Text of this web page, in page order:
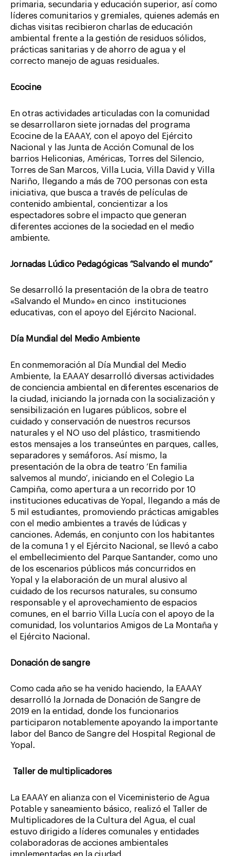
primaria, secundaria y educación superior, así como
líderes comunitarios y gremiales, quienes además en
dichas visitas recibieron charlas de educación
ambiental frente a la gestión de residuos sólidos,
prácticas sanitarias y de ahorro de agua y el
correcto manejo de aguas residuales.
Ecocine
En otras actividades articuladas con la comunidad
se desarrollaron siete jornadas del programa
Ecocine de la EAAAY, con el apoyo del Ejército
Nacional y las Junta de Acción Comunal de los
barrios Heliconias, Américas, Torres del Silencio,
Torres de San Marcos, Villa Lucia, Villa David y Villa
Nariño, llegando a más de 700 personas con esta
iniciativa, que busca a través de películas de
contenido ambiental, concientizar a los
espectadores sobre el impacto que generan
diferentes acciones de la sociedad en el medio
ambiente.
Jornadas Lúdico Pedagógicas “Salvando el mundo”
Se desarrolló la presentación de la obra de teatro
«Salvando el Mundo» en cinco instituciones
educativas, con el apoyo del Ejército Nacional.
Día Mundial del Medio Ambiente
En conmemoración al Día Mundial del Medio
Ambiente, la EAAAY desarrolló diversas actividades
de conciencia ambiental en diferentes escenarios de
la ciudad, iniciando la jornada con la socialización y
sensibilización en lugares públicos, sobre el
cuidado y conservación de nuestros recursos
naturales y el NO uso del plástico, trasmitiendo
estos mensajes a los transeúntes en parques, calles,
separadores y semáforos. Así mismo, la
presentación de la obra de teatro ‘En familia
salvemos al mundo‘, iniciando en el Colegio La
Campiña, como apertura a un recorrido por 10
instituciones educativas de Yopal, llegando a más de
5 mil estudiantes, promoviendo prácticas amigables
con el medio ambientes a través de lúdicas y
canciones. Además, en conjunto con los habitantes
de la comuna 1 y el Ejército Nacional, se llevó a cabo
el embellecimiento del Parque Santander, como uno
de los escenarios públicos más concurridos en
Yopal y la elaboración de un mural alusivo al
cuidado de los recursos naturales, su consumo
responsable y el aprovechamiento de espacios
comunes, en el barrio Villa Lucía con el apoyo de la
comunidad, los voluntarios Amigos de La Montaña y
el Ejército Nacional.
Donación de sangre
Como cada año se ha venido haciendo, la EAAAY
desarrolló la Jornada de Donación de Sangre de
2019 en la entidad, donde los funcionarios
participaron notablemente apoyando la importante
labor del Banco de Sangre del Hospital Regional de
Yopal.
Taller de multiplicadores
La EAAAY en alianza con el Viceministerio de Agua
Potable y saneamiento básico, realizó el Taller de
Multiplicadores de la Cultura del Agua, el cual
estuvo dirigido a líderes comunales y entidades
colaboradoras de acciones ambientales
implementadas en la ciudad.